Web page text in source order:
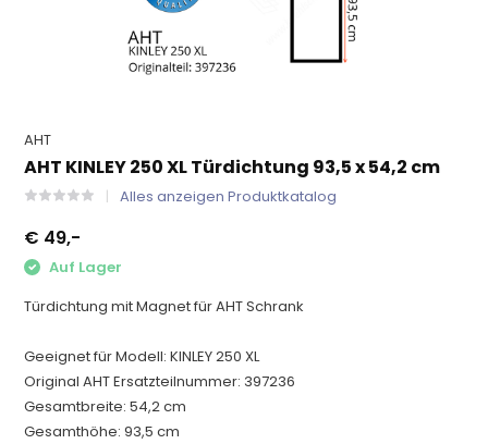
AHT
AHT KINLEY 250 XL Türdichtung 93,5 x 54,2 cm
Alles anzeigen Produktkatalog
€ 49,-
Auf Lager
Türdichtung mit Magnet für AHT Schrank
Geeignet für Modell: KINLEY 250 XL
Original AHT Ersatzteilnummer: 397236
Gesamtbreite: 54,2 cm
Gesamthöhe: 93,5 cm